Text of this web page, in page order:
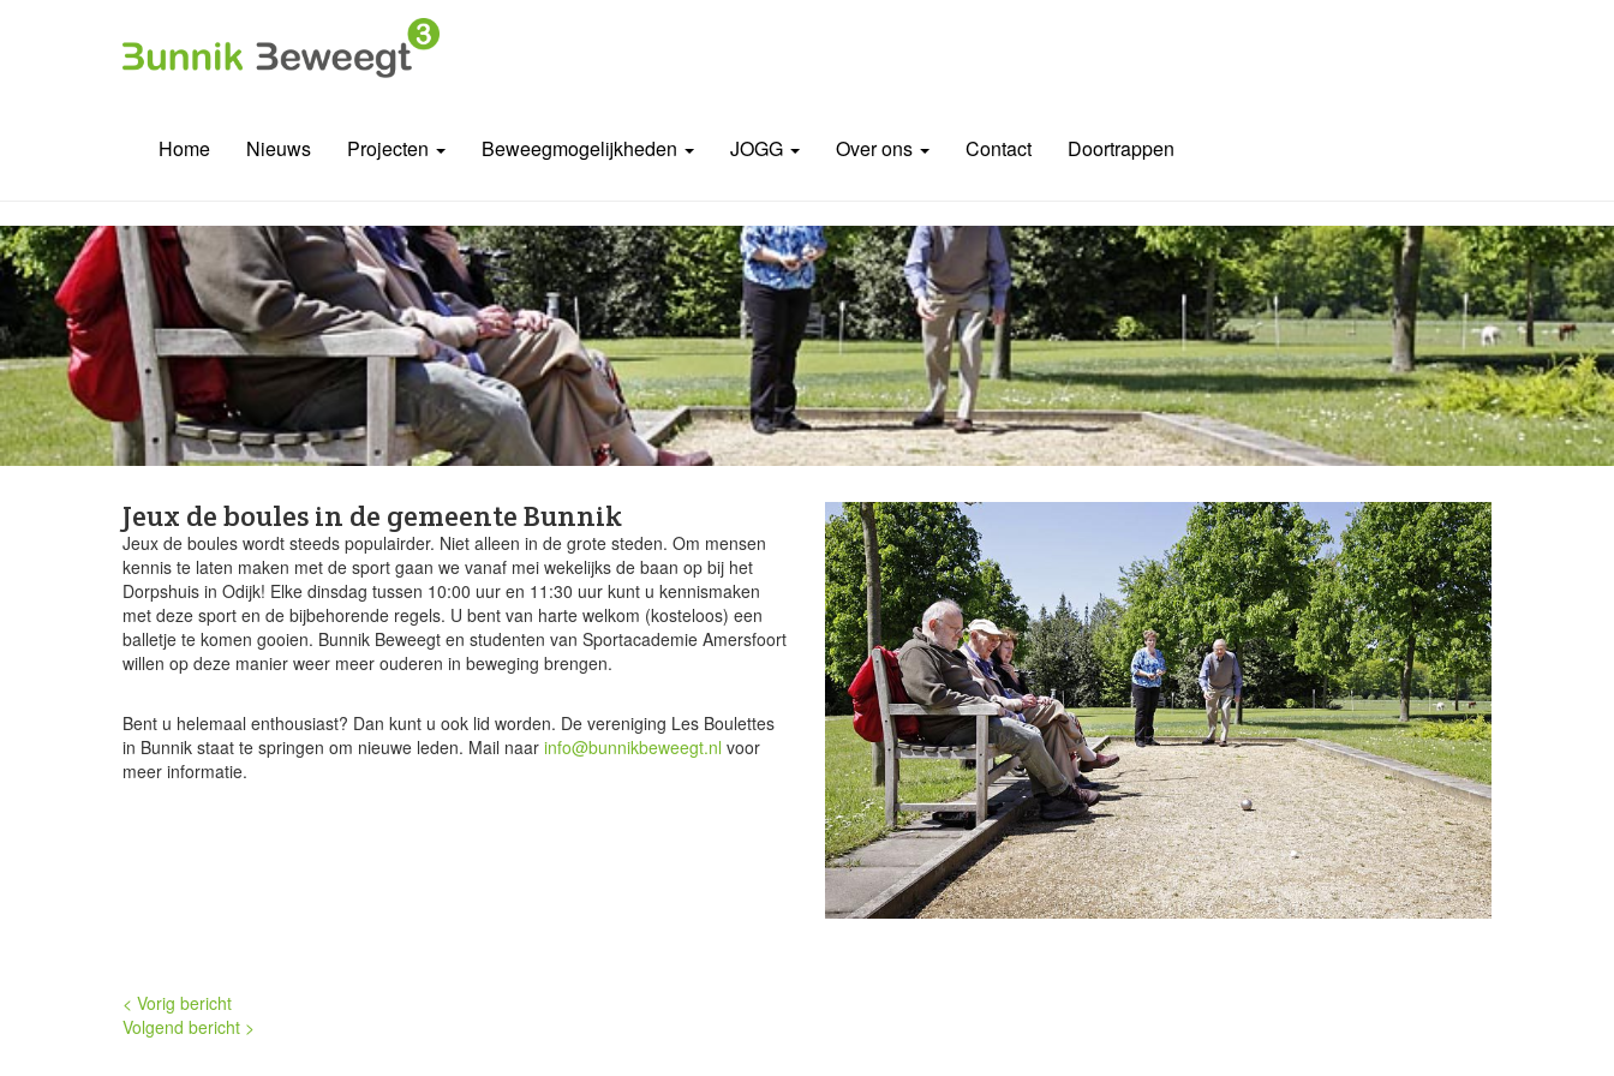
Home Nieuws Projecten Beweegmogelijkheden JOGG Over ons Contact Doortrappen
Jeux de boules in de gemeente Bunnik
Jeux de boules wordt steeds populairder. Niet alleen in de grote steden. Om mensen
kennis te laten maken met de sport gaan we vanaf mei wekelijks de baan op bij het
Dorpshuis in Odijk! Elke dinsdag tussen 10:00 uur en 11:30 uur kunt u kennismaken
met deze sport en de bijbehorende regels. U bent van harte welkom (kosteloos) een
balletje te komen gooien. Bunnik Beweegt en studenten van Sportacademie Amersfoort
willen op deze manier weer meer ouderen in beweging brengen.
Bent u helemaal enthousiast? Dan kunt u ook lid worden. De vereniging Les Boulettes
in Bunnik staat te springen om nieuwe leden. Mail naar info@bunnikbeweegt.nl voor
meer informatie.
< Vorig bericht
Volgend bericht >